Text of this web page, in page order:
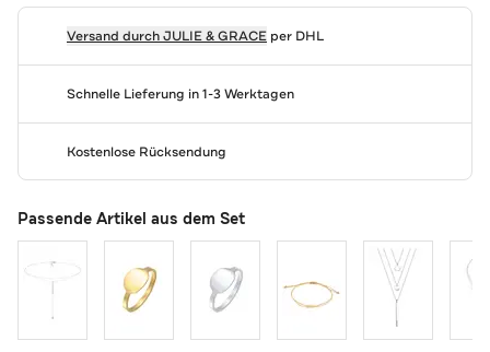
Versand durchJULIE & GRACEper DHL
Schnelle Lieferung in 1-3 Werktagen
Kostenlose Rücksendung
Passende Artikel aus dem Set